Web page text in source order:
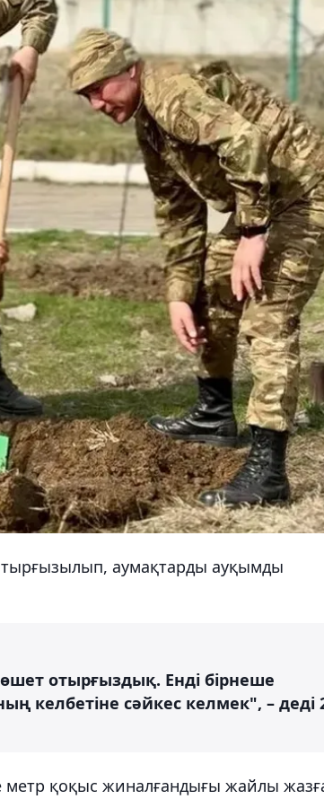
аумақтарды ауқымды
отырғыздық. Енді бірнеше
келбетіне сәйкес келмек", – деді
метр қоқыс жиналғандығы жайлы